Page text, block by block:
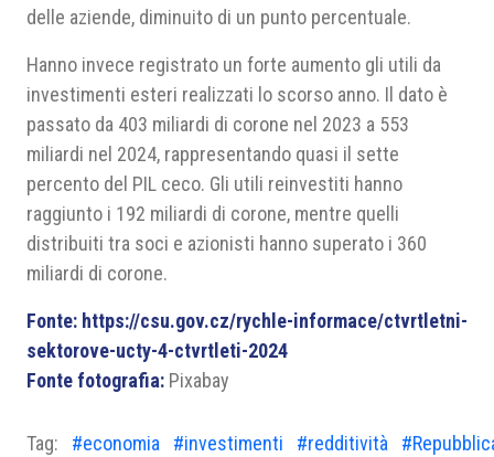
delle aziende, diminuito di un punto percentuale.
Hanno invece registrato un forte aumento gli utili da
investimenti esteri realizzati lo scorso anno. Il dato è
passato da 403 miliardi di corone nel 2023 a 553
miliardi nel 2024, rappresentando quasi il sette
percento del PIL ceco. Gli utili reinvestiti hanno
raggiunto i 192 miliardi di corone, mentre quelli
distribuiti tra soci e azionisti hanno superato i 360
miliardi di corone.
Fonte: https://csu.gov.cz/rychle-informace/ctvrtletni-
sektorove-ucty-4-ctvrtleti-2024
Fonte fotografia: Pixabay
Tag: #economia #investimenti #redditività